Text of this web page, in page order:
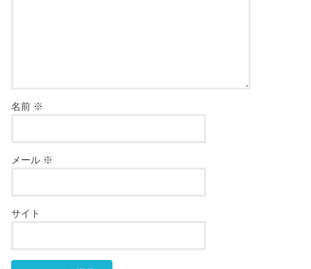
名前 ※
メール ※
サイト